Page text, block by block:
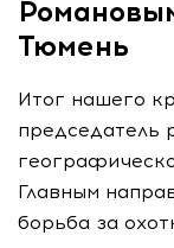
Тюмень
Итог нашего
председатель
Главным
борьба за